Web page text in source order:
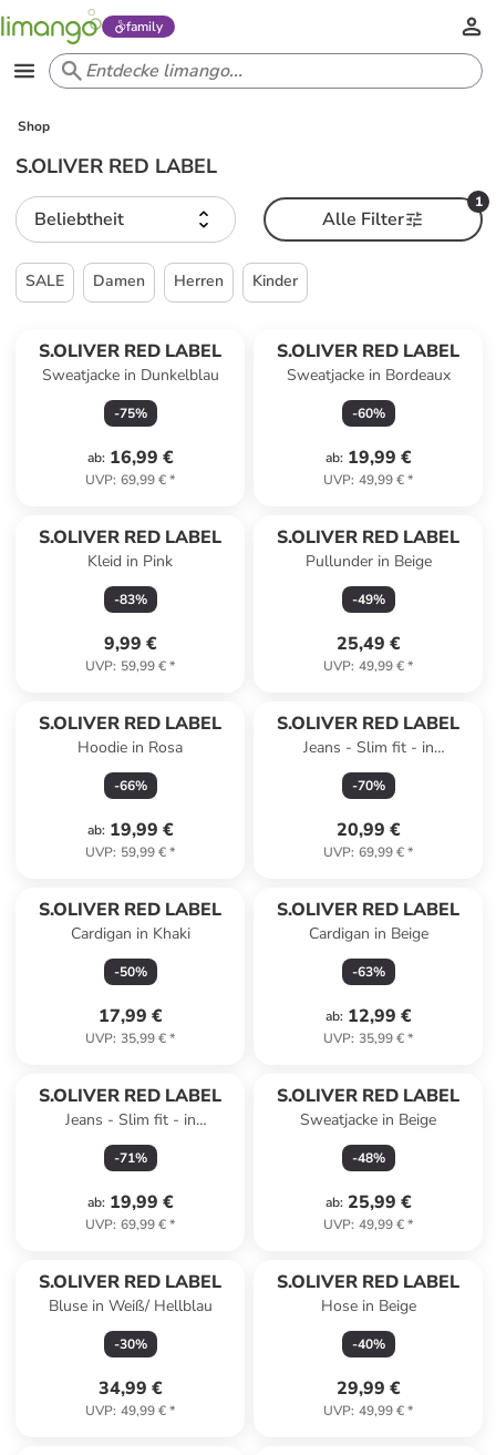
family
Shop
S.OLIVER RED LABEL
Beliebtheit
1
Alle Filter
SALE Damen Herren Kinder
S.OLIVER RED LABEL
Sweatjacke in Dunkelblau
-75%
ab: 16,99 €
UVP: 69,99 €*
S.OLIVER RED LABEL
Sweatjacke in Bordeaux
-60%
ab: 19,99 €
UVP: 49,99 €*
S.OLIVER RED LABEL
Kleid in Pink
-83%
9,99 €
UVP: 59,99 €*
S.OLIVER RED LABEL
Pullunder in Beige
-49%
25,49 €
UVP: 49,99 €*
S.OLIVER RED LABEL
Hoodie in Rosa
-66%
ab: 19,99 €
UVP: 59,99 €*
S.OLIVER RED LABEL
Jeans - Slim fit - in
Dunkelblau
-70%
20,99 €
UVP: 69,99 €*
S.OLIVER RED LABEL
Cardigan in Khaki
-50%
17,99 €
UVP: 35,99 €*
S.OLIVER RED LABEL
Cardigan in Beige
-63%
ab: 12,99 €
UVP: 35,99 €*
S.OLIVER RED LABEL
Jeans - Slim fit - in
Dunkelblau
-71%
ab: 19,99 €
UVP: 69,99 €*
S.OLIVER RED LABEL
Sweatjacke in Beige
-48%
ab: 25,99 €
UVP: 49,99 €*
S.OLIVER RED LABEL
Bluse in Weiß/ Hellblau
-30%
34,99 €
UVP: 49,99 €*
S.OLIVER RED LABEL
Hose in Beige
-40%
29,99 €
UVP: 49,99 €*